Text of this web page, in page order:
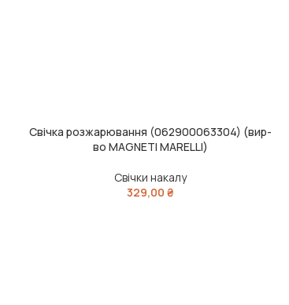
ЧИТАТИ ДАЛІ
Свічка розжарювання (062900063304) (вир-
во MAGNETI MARELLI)
Свічки накалу
329,00₴